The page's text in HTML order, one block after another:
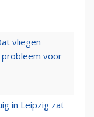
vliegen
voor
in Leipzig zat